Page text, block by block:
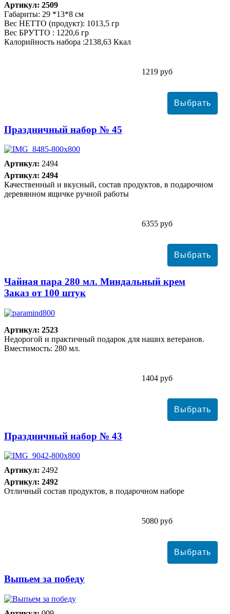
Артикул: 2509
Габариты: 29 *13*8 см
Вес НЕТТО (продукт): 1013,5 гр
Вес БРУТТО : 1220,6 гр
Калорийность набора :2138,63 Ккал
1219 руб
Праздничный набор № 45
Артикул: 2494
Артикул: 2494
Качественный и вкусный, состав продуктов, в подарочном
деревянном ящичке ручной работы
6355 руб
Чайная пара 280 мл. Миндальный крем
Заказ от 100 штук
Артикул: 2523
Недорогой и практичный подарок для наших ветеранов.
Вместимость: 280 мл.
1404 руб
Праздничный набор № 43
Артикул: 2492
Артикул: 2492
Отличный состав продуктов, в подарочном наборе
5080 руб
Выпьем за победу